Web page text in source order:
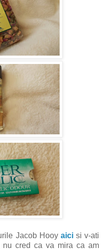
Jacob Hooy aicisi v-ati
cred ca va mira ca am